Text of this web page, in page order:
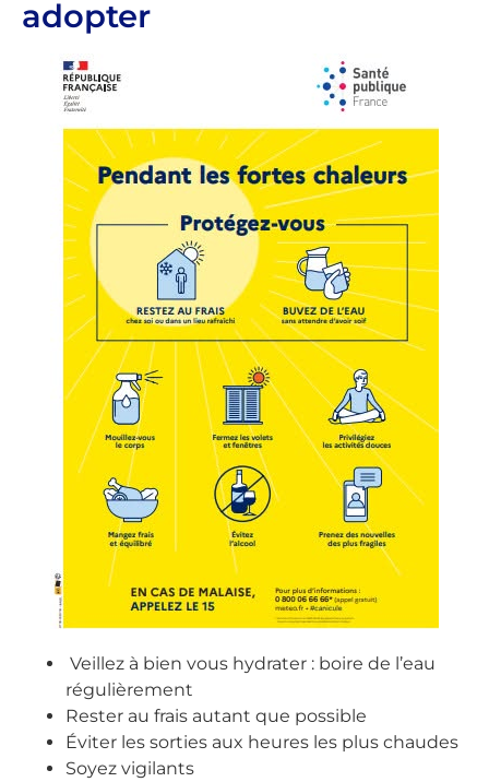
adopter
Veillez à bien vous hydrater : boire de l’eau
régulièrement
Rester au frais autant que possible
Éviter les sorties aux heures les plus chaudes
Soyez vigilants